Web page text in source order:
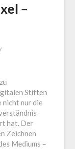
–
Stiften
nicht nur die
hat. Der
Zeichnen
Mediums –